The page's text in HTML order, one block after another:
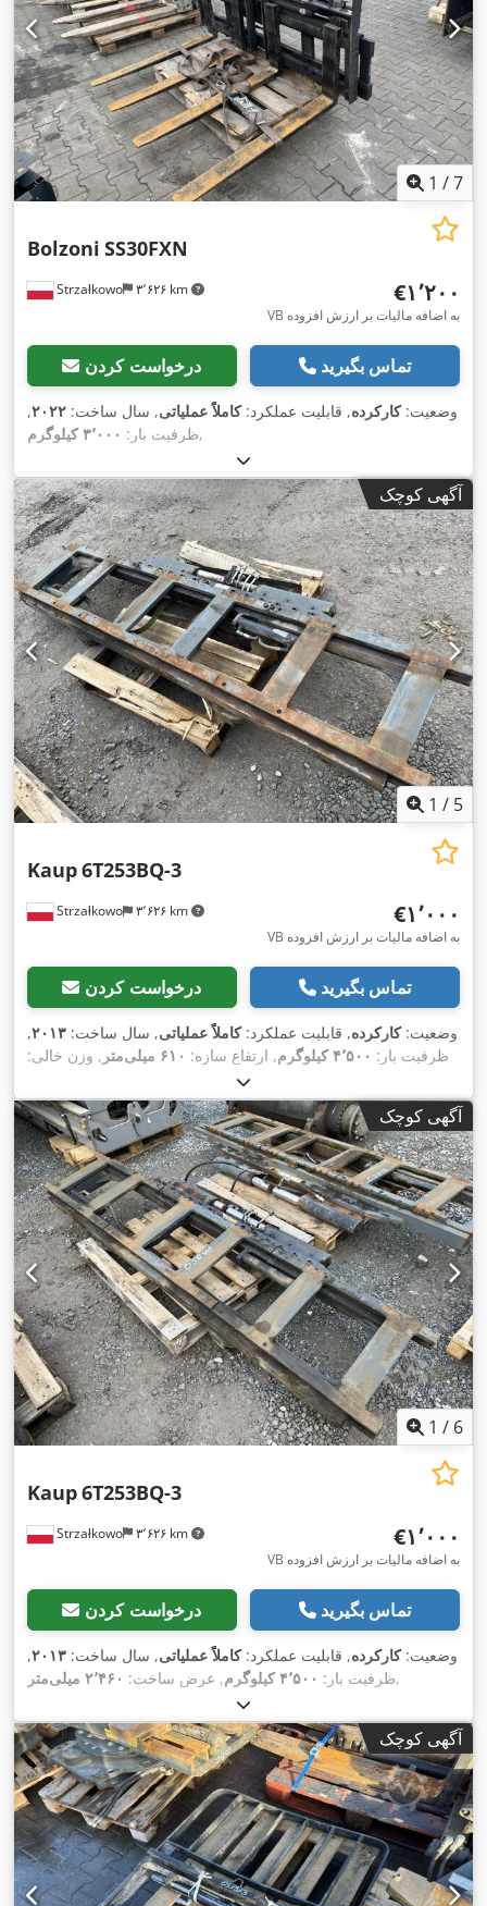
1 /7
Strzałkowo ۳٬۶۲۶ km
Bolzoni SS30FXN
‎€۱٬۲۰۰
VB به اضافه مالیات بر ارزش افزوده
درخواست کردن تماس بگیرید
وضعیت:کارکرده, قابلیت عملکرد:کاملاً عملیاتی, سال ساخت: ۲۰۲۲,
ظرفیت بار: ۳٬۰۰۰ کیلوگرم ,
آگهی کوچک
1 / 5
Strzałkowo ۳٬۶۲۶ km
Kaup6T253BQ-3
‎€۱٬۰۰۰
VB به اضافه مالیات بر ارزش افزوده
درخواست کردن تماس بگیرید
وضعیت:کارکرده, قابلیت عملکرد:کاملاً عملیاتی, سال ساخت: ۲۰۱۳,
ظرفیت بار: ۴٬۵۰۰ کیلوگرم , ارتفاع سازه: ۶۱۰ میلی‌متر
, وزن خالی:
آگهی کوچک
1 / 6
Strzałkowo ۳٬۶۲۶ km
Kaup6T253BQ-3
‎€۱٬۰۰۰
VB به اضافه مالیات بر ارزش افزوده
درخواست کردن تماس بگیرید
وضعیت:کارکرده, قابلیت عملکرد:کاملاً عملیاتی, سال ساخت: ۲۰۱۳,
ظرفیت بار: ۴٬۵۰۰ کیلوگرم , عرض ساخت: ۲٬۴۶۰ میلی‌متر ,
آگهی کوچک